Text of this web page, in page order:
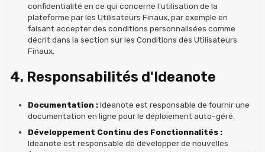
confidentialité en ce qui concerne l'utilisation de la
plateforme par les Utilisateurs Finaux, par exemple en
faisant accepter des conditions personnalisées comme
décrit dans la section sur les Conditions des Utilisateurs
Finaux.
4. Responsabilités d'Ideanote
Documentation :Ideanote est responsable de fournir une
documentation en ligne pour le déploiement auto-géré.
Développement Continu des Fonctionnalités :
Ideanote est responsable de développer de nouvelles